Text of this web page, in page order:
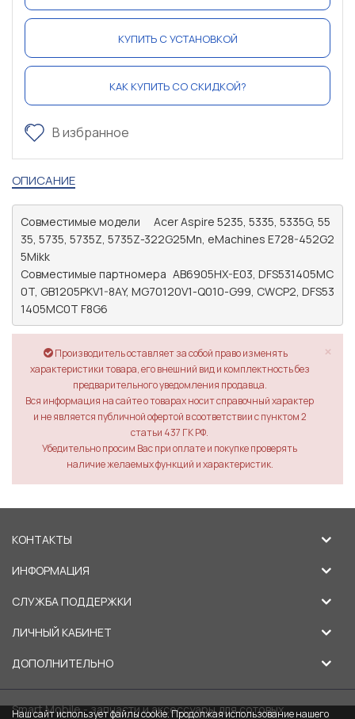
КУПИТЬ С УСТАНОВКОЙ
КАК КУПИТЬ СО СКИДКОЙ?
В избранное
ОПИСАНИЕ
Совместимые модели	Acer Aspire 5235, 5335, 5335G, 55
35, 5735, 5735Z, 5735Z-322G25Mn, eMachines E728-452G2
5Mikk
Совместимые партномера	AB6905HX-E03, DFS531405MC
0T, GB1205PKV1-8AY, MG70120V1-Q010-G99, CWCP2, DFS53
1405MC0T F8G6
×
Производитель оставляет за собой право изменять
характеристики товара, его внешний вид и комплектность без
предварительного уведомления продавца.
Вся информация на сайте о товарах носит справочный характер
и не является публичной офертой в соответствии с пунктом 2
статьи 437 ГК РФ.
Убедительно просим Вас при оплате и покупке проверять
наличие желаемых функций и характеристик.
КОНТАКТЫ
ИНФОРМАЦИЯ
СЛУЖБА ПОДДЕРЖКИ
ЛИЧНЫЙ КАБИНЕТ
ДОПОЛНИТЕЛЬНО
Smart Mobile - запчасти и аксессуары для сотовых
Наш сайт использует файлы cookie. Продолжая использование нашего